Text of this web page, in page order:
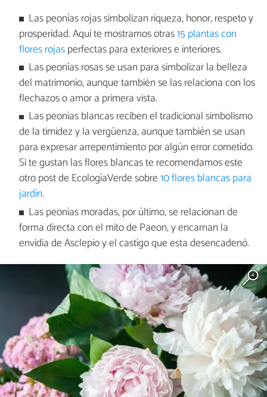
Las peonías rojas simbolizan riqueza, honor, respeto y
prosperidad. Aquí te mostramos otras15 plantas con
flores rojasperfectas para exteriores e interiores.
Las peonías rosas se usan para simbolizar la belleza
del matrimonio, aunque también se las relaciona con los
flechazos o amor a primera vista.
Las peonías blancas reciben el tradicional simbolismo
de la timidez y la vergüenza, aunque también se usan
para expresar arrepentimiento por algún error cometido.
Si te gustan las flores blancas te recomendamos este
otro post de EcologíaVerde sobre10 flores blancas para
jardín.
Las peonías moradas, por último, se relacionan de
forma directa con el mito de Paeon, y encarnan la
envidia de Asclepio y el castigo que esta desencadenó.